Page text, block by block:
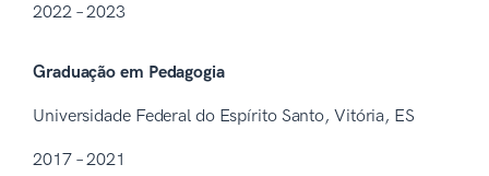
2022 – 2023
Graduação em Pedagogia
Universidade Federal do Espírito Santo, Vitória, ES
2017 – 2021